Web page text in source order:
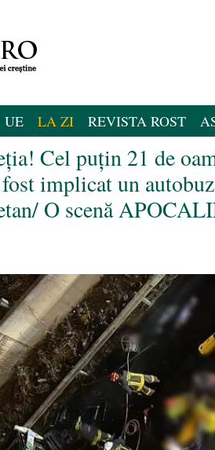
UE LA ZI REVISTA ROST
Cel puțin 21 de
implicat un
O scenă